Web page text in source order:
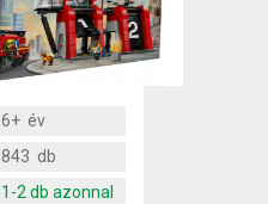
6+ év
843 db
1-2 db azonnal